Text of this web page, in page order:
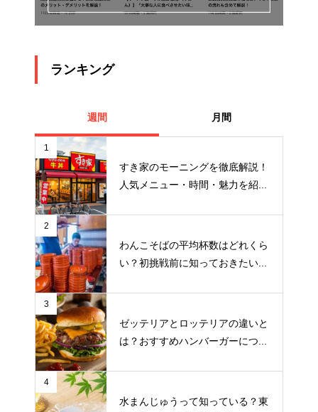
ランキング
週間 月間
1
すき家のモーニングを徹底解説！
人気メニュー・時間・魅力を紹...
2
わんこそばの平均杯数はどれくら
い？初挑戦前に知っておきたい...
3
ゼッテリアとロッテリアの違いと
は？おすすめハンバーガーにつ...
4
水まんじゅうって知っている？東